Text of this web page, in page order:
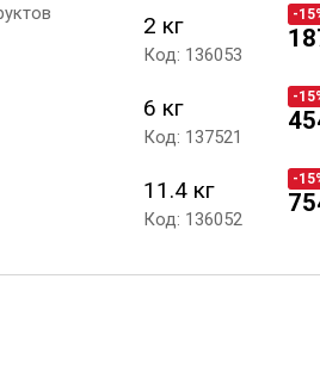
2 кг
Код: 136053
-
6 кг
Код: 137521
-
11.4 кг
Код: 136052
-